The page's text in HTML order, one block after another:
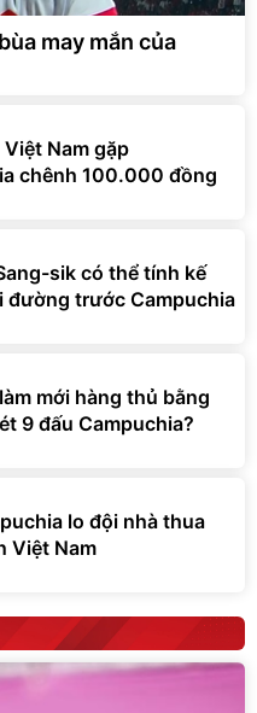
may mắn của
Nam gặp
chênh 100.000 đồng
sik có thể tính kế
đường trước Campuchia
mới hàng thủ bằng
9 đấu Campuchia?
lo đội nhà thua
Việt Nam